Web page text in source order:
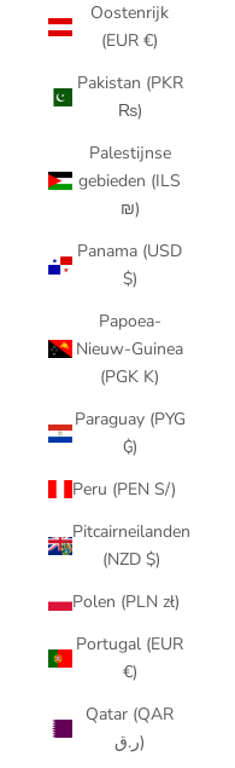
Oostenrijk
(EUR €)
Pakistan (PKR
₨)
Palestijnse
gebieden (ILS
₪)
Panama (USD
$)
Papoea-
Nieuw-Guinea
(PGK K)
Paraguay (PYG
₲)
Peru (PEN S/)
Pitcairneilanden
(NZD $)
Polen (PLN zł)
Portugal (EUR
€)
Qatar (QAR
ر.ق)